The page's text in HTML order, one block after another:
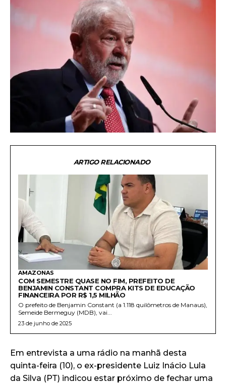
ARTIGO RELACIONADO
AMAZONAS
COM SEMESTRE QUASE NO FIM, PREFEITO DE
BENJAMIN CONSTANT COMPRA KITS DE EDUCAÇÃO
FINANCEIRA POR R$ 1,5 MILHÃO
O prefeito de Benjamin Constant (a 1.118 quilômetros de Manaus),
Semeide Bermeguy (MDB), vai...
23 de junho de 2025
Em entrevista a uma rádio na manhã desta
quinta-feira (10), o ex-presidente Luiz Inácio Lula
da Silva (PT) indicou estar próximo de fechar uma